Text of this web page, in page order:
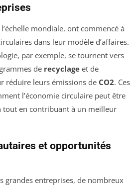
mondiale, ont commencé à
dans leur modèle d’affaires.
par exemple, se tournent vers
de recyclage et de
réduire leurs émissions de CO2. Ces
l’économie circulaire peut être
tout en contribuant à un meilleur
et opportunités
grandes entreprises, de nombreux